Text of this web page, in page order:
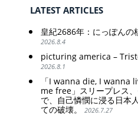
LATEST ARTICLES
皇紀2686年：にっぽんの
2026.8.4
picturing america –
2026.8.1
「I wanna die, I wanna
me free」スリープレス
で、自己憐憫に浸る日本
ての破壊。
2026.7.27